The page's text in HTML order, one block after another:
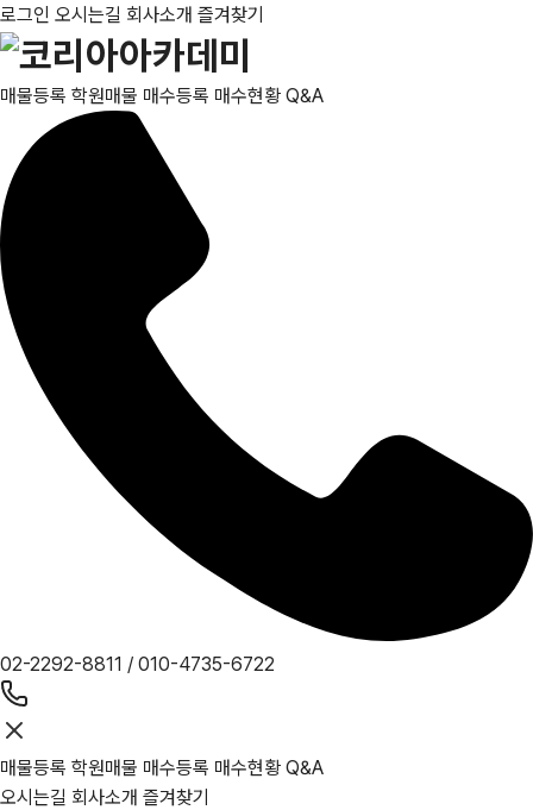
로그인 오시는길 회사소개 즐겨찾기
매물등록 학원매물 매수등록 매수현황 Q&A
02-2292-8811 / 010-4735-6722
매물등록 학원매물 매수등록 매수현황 Q&A
오시는길 회사소개 즐겨찾기